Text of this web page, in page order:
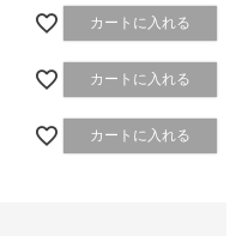
カートに入れる
カートに入れる
カートに入れる